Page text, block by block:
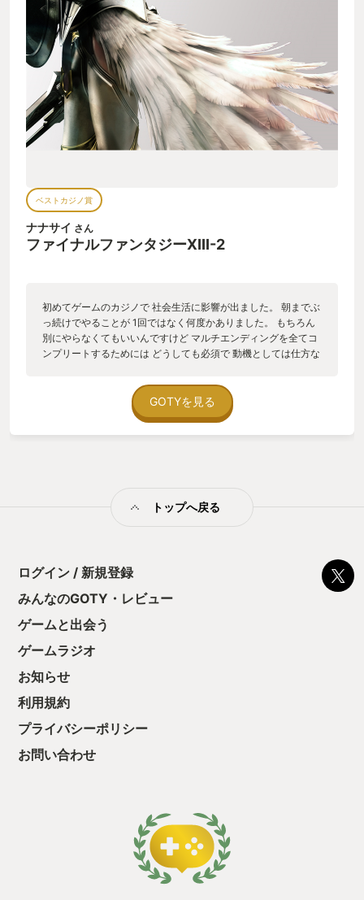
ベストカジノ賞
ナナサイ さん
ファイナルファンタジーXIII-2
初めてゲームのカジノで 社会生活に影響が出ました。 朝までぶ
っ続けでやることが 1回ではなく何度かありました。 もちろん
別にやらなくてもいいんですけど マルチエンディングを全てコ
ンプリートするためには どうしても必須で 動機としては仕方な
初心者には何が起きているのかよくわからなかったです なぜこ
こで音が鳴るのか？ なぜ揃いやすくなる時があるのか？ なぜ光
ってるのか？ 本当に謎だらけだったです 今まで何十時間とかけ
てなんやかんやで 今はパチスロの魅力にも 気づくようになりま
を ベストカジノ賞にいたしました！
GOTYを見る
トップへ戻る
ログイン / 新規登録
みんなのGOTY・レビュー
ゲームと出会う
ゲームラジオ
お知らせ
利用規約
プライバシーポリシー
お問い合わせ